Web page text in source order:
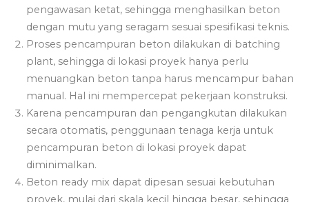
pengawasan ketat, sehingga menghasilkan beton
dengan mutu yang seragam sesuai spesifikasi teknis.
Proses pencampuran beton dilakukan di batching
plant, sehingga di lokasi proyek hanya perlu
menuangkan beton tanpa harus mencampur bahan
manual. Hal ini mempercepat pekerjaan konstruksi.
Karena pencampuran dan pengangkutan dilakukan
secara otomatis, penggunaan tenaga kerja untuk
pencampuran beton di lokasi proyek dapat
diminimalkan.
Beton ready mix dapat dipesan sesuai kebutuhan
proyek, mulai dari skala kecil hingga besar, sehingga